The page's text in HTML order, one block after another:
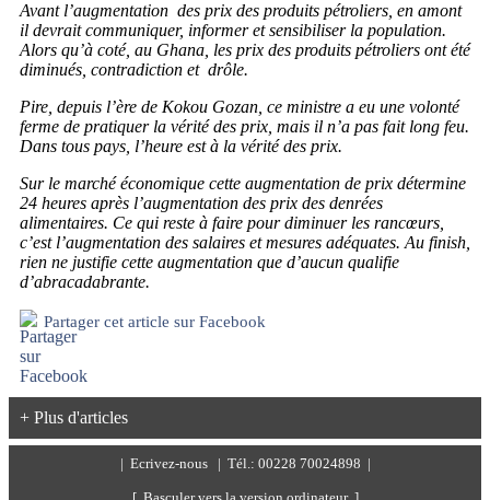
Avant l’augmentation des prix des produits pétroliers, en amont
il devrait communiquer, informer et sensibiliser la population.
Alors qu’à coté, au Ghana, les prix des produits pétroliers ont été
diminués, contradiction et drôle.
Pire, depuis l’ère de Kokou Gozan, ce ministre a eu une volonté
ferme de pratiquer la vérité des prix, mais il n’a pas fait long feu.
Dans tous pays, l’heure est à la vérité des prix.
Sur le marché économique cette augmentation de prix détermine
24 heures après l’augmentation des prix des denrées
alimentaires. Ce qui reste à faire pour diminuer les rancœurs,
c’est l’augmentation des salaires et mesures adéquates. Au finish,
rien ne justifie cette augmentation que d’aucun qualifie
d’abracadabrante.
Partager cet article sur Facebook
+ Plus d'articles
Ecrivez-nous | Tél.: 00228 70024898 |